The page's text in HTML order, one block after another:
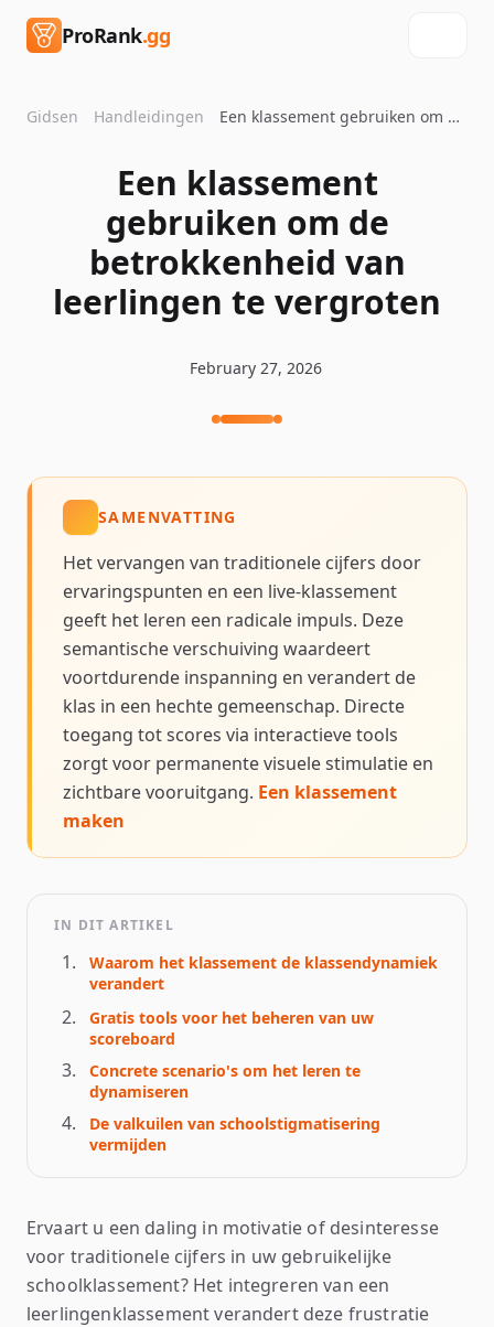
ProRank.gg
Gidsen Handleidingen Een klassement gebruiken om de betrokkenheid van leerlingen te vergroten
Een klassement
gebruiken om de
betrokkenheid van
leerlingen te vergroten
February 27, 2026
SAMENVATTING
Het vervangen van traditionele cijfers door
ervaringspunten en een live-klassement
geeft het leren een radicale impuls. Deze
semantische verschuiving waardeert
voortdurende inspanning en verandert de
klas in een hechte gemeenschap. Directe
toegang tot scores via interactieve tools
zorgt voor permanente visuele stimulatie en
zichtbare vooruitgang. Een klassement
maken
IN DIT ARTIKEL
Waarom het klassement de klassendynamiek
verandert
Gratis tools voor het beheren van uw
scoreboard
Concrete scenario's om het leren te
dynamiseren
De valkuilen van schoolstigmatisering
vermijden
Ervaart u een daling in motivatie of desinteresse
voor traditionele cijfers in uw gebruikelijke
schoolklassement? Het integreren van een
leerlingenklassement verandert deze frustratie